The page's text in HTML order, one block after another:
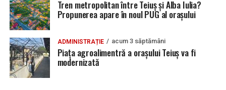
vacante
Bărbat de 30 de ani din Galda de Jos, reținut după
ce și-ar fi agresat și violat partenera
ce și-ar fi agresat și violat partenera
La data de 19 iulie, polițiștii din Teiuș au dispus reținerea
acestuia pentru 24 de ore, iar cercetările continuă sub
aspectul săvârșirii infracțiunilor de amenințare și
distrugere.
Tren metropolitan între Teiuș și Alba Iulia?
Propunerea apare în noul PUG al orașului
ADMINISTRAȚIE acum 3 săptămâni
Piața agroalimentră a orașului Teiuș va fi
modernizată